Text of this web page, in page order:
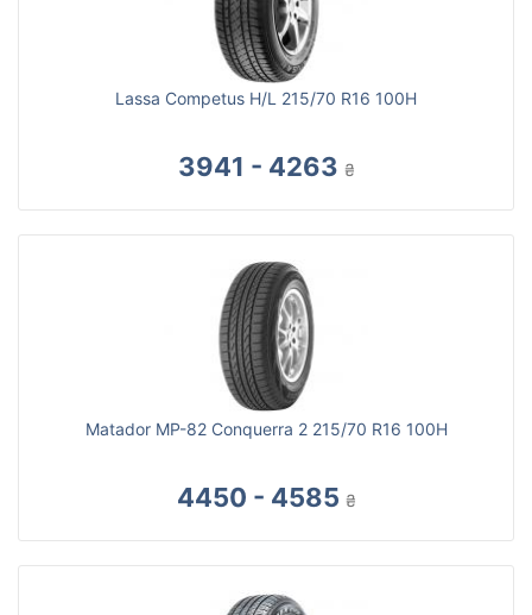
Lassa Competus H/L 215/70 R16 100H
3941 - 4263 ₴
Matador MP-82 Conquerra 2 215/70 R16 100H
4450 - 4585 ₴